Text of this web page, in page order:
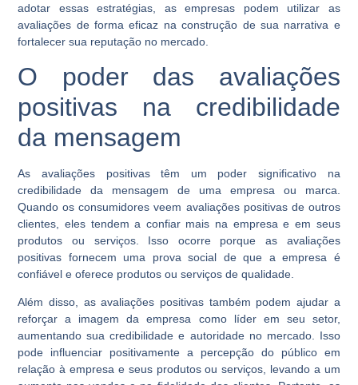
adotar essas estratégias, as empresas podem utilizar as
avaliações de forma eficaz na construção de sua narrativa e
fortalecer sua reputação no mercado.
O poder das avaliações
positivas na credibilidade
da mensagem
As avaliações positivas têm um poder significativo na
credibilidade da mensagem de uma empresa ou marca.
Quando os consumidores veem avaliações positivas de outros
clientes, eles tendem a confiar mais na empresa e em seus
produtos ou serviços. Isso ocorre porque as avaliações
positivas fornecem uma prova social de que a empresa é
confiável e oferece produtos ou serviços de qualidade.
Além disso, as avaliações positivas também podem ajudar a
reforçar a imagem da empresa como líder em seu setor,
aumentando sua credibilidade e autoridade no mercado. Isso
pode influenciar positivamente a percepção do público em
relação à empresa e seus produtos ou serviços, levando a um